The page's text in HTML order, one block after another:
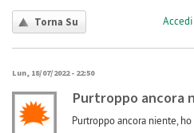
Torna Su Accedi
Lun, 18/07/2022 - 22:50
Purtroppo ancora
Purtroppo ancora niente,